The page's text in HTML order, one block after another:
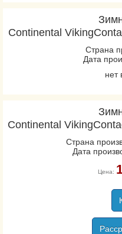
Continental
Страна
Дата
нет
Continental
Страна
Дата
Цена: